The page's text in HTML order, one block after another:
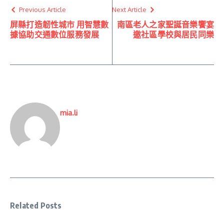
Previous Article
屏縣打造韌性城市 用智慧數
據協助交通數位服務發展
Next Article
南區老人之家聖誕音樂饗宴
邀社區學校與居民同樂
mia.li
Related Posts